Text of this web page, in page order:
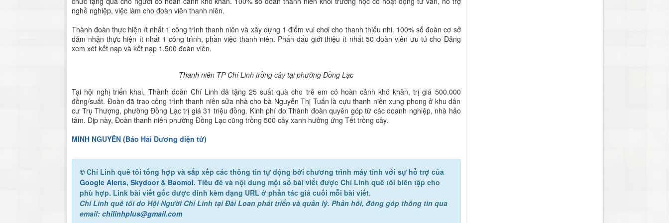
nghề nghiệp, việc làm cho đoàn viên thanh niên.
Thành đoàn thực hiện ít nhất 1 công trình thanh niên và xây dựng 1 điểm vui chơi cho thanh thiếu nhi. 100% số đoàn cơ sở
đảm nhận thực hiện ít nhất 1 công trình, phần việc thanh niên. Phấn đấu giới thiệu ít nhất 50 đoàn viên ưu tú cho Đảng
xem xét kết nạp và kết nạp 1.500 đoàn viên.
Thanh niên TP Chí Linh trồng cây tại phường Đồng Lạc
Tại hội nghị triển khai, Thành đoàn Chí Linh đã tặng 25 suất quà cho trẻ em có hoàn cảnh khó khăn, trị giá 500.000
đồng/suất. Đoàn đã trao công trình thanh niên sửa nhà cho bà Nguyễn Thị Tuấn là cựu thanh niên xung phong ở khu dân
cư Trụ Thượng, phường Đồng Lạc trị giá 31 triệu đồng. Kinh phí do Thành đoàn quyên góp từ các doanh nghiệp, nhà hảo
tâm. Dịp này, Đoàn thanh niên phường Đồng Lạc cũng trồng 500 cây xanh hưởng ứng Tết trồng cây.
MINH NGUYÊN (Báo Hải Dương điện tử)
© Chí Linh quê tôi tổng hợp và sắp xếp các thông tin tự động bởi chương trình máy tính với sự hỗ trợ của
Google Alerts, Skydoor& Baomoi. Tiêu đề và nội dung một số bài viết được Chí Linh quê tôi biên tập cho
phù hợp. Link bài viết gốc được đính kèm dạng URL ở phần tác giả cuối mỗi bài viết.
Chí Linh quê tôido Hội Người Chí Linh tại Đài Loan phát triển và quản lý. Phản hồi, đóng góp thông tin qua
email: chilinhplus@gmail.com